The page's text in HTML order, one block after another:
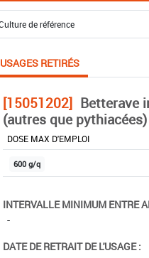
USAGES RETIRÉS
[15051202] Betterave
(autres que pythiacées)
DOSE MAX D'EMPLOI
600 g/q
INTERVALLE MINIMUM ENTRE
-
DATE DE RETRAIT DE L'USAGE :